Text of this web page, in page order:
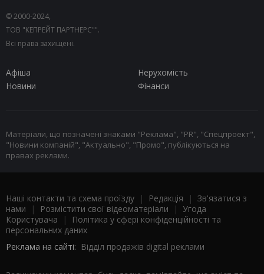
© 2000-2024,
ТОВ "КЕПРЕЙТ ПАРТНЕРС"".
Всі права захищені.
Афіша
Нерухомість
Новини
Фінанси
Матеріали, що позначені знаками "Реклама", "PR", "Спецпроект",
"Новини компаній", "Актуально", "Промо", публікуються на
правах реклами.
Наші контакти та схема проїзду | Редакція | Зв'язатися з
нами | Розмістити свої відеоматеріали | Угода
Користувача |
Політика у сфері конфіденційності та
персональних даних
Реклама на сайті: Відділ продажів digital реклами